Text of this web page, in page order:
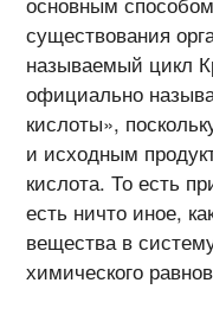
существования
называемый цикл
официально
кислоты»,
и исходным
кислота. То есть
есть ничто иное,
вещества в
химического